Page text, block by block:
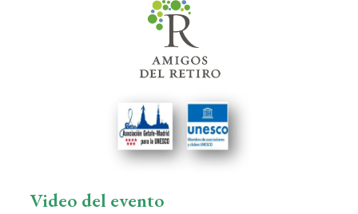
Video del evento